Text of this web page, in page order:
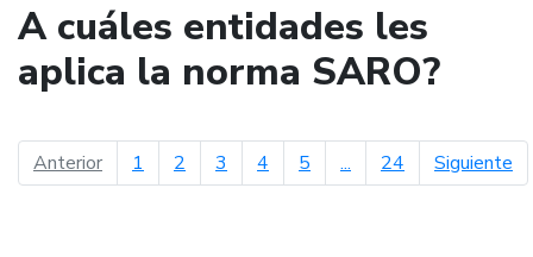
A cuáles entidades les
aplica la norma SARO?
Anteriorpágina anterior
1 2 3 4 5 ... 24 Siguiente